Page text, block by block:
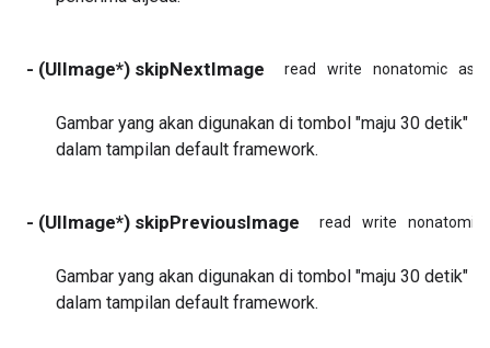
- (UIImage*) skipNextImage read write nonatomic
Gambar yang akan digunakan di tombol "maju 30 detik"
dalam tampilan default framework.
- (UIImage*) skipPreviousImage read write nonatomic
Gambar yang akan digunakan di tombol "maju 30 detik"
dalam tampilan default framework.